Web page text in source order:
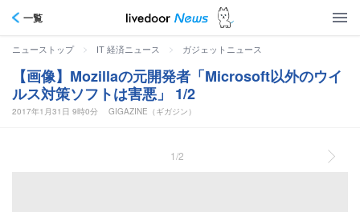
一覧
ニューストップ > IT 経済ニュース > ガジェットニュース
【画像】Mozillaの元開発者「Microsoft以外のウイ
ルス対策ソフトは害悪」 1/2
2017年1月31日 9時0分 GIGAZINE（ギガジン）
1/2